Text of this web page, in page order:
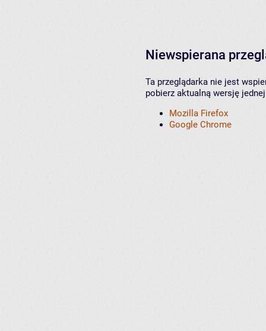
Niewspierana
Ta przeglądarka nie jest
pobierz aktualną wersję
Mozilla Firefox
Google Chrome